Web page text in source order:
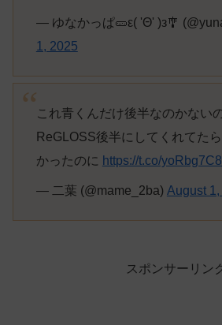
— ゆなかっぱ🥒ε( 'Θ' )з🎐
1, 2025
これ青くんだけ後半なのかない
ReGLOSS後半にしてくれてた
かったのに https://t.co/
— 二葉 (@mame_2ba) August 1,
スポンサーリン